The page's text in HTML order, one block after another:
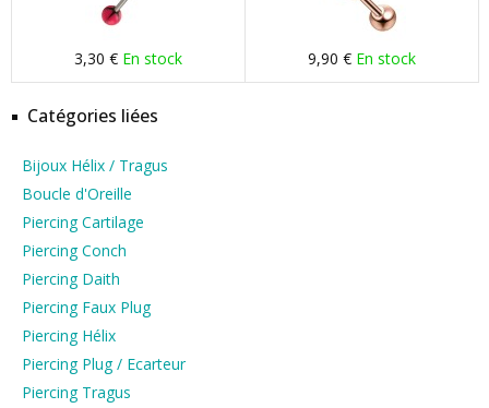
3,30 € En stock 9,90 € En stock
Catégories liées
Bijoux Hélix / Tragus
Boucle d'Oreille
Piercing Cartilage
Piercing Conch
Piercing Daith
Piercing Faux Plug
Piercing Hélix
Piercing Plug / Ecarteur
Piercing Tragus